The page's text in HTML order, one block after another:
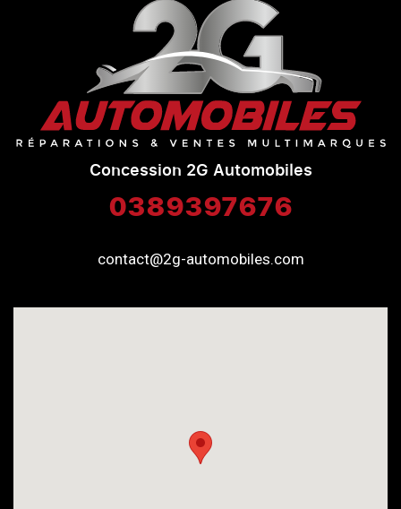
Concession 2G Automobiles
0389397676
contact@2g-automobiles.com